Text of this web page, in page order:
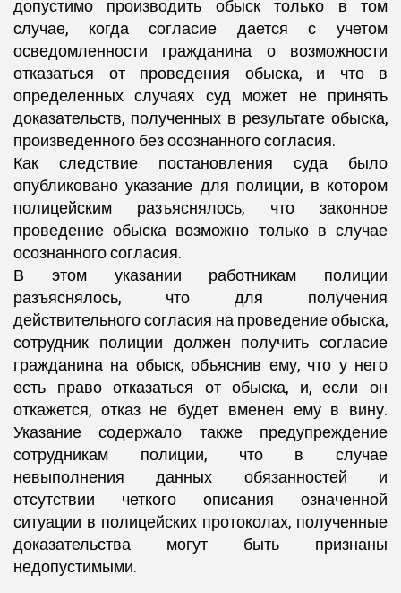
допустимо производить обыск только в том
случае, когда согласие дается с учетом
осведомленности гражданина о возможности
отказаться от проведения обыска, и что в
определенных случаях суд может не принять
доказательств, полученных в результате обыска,
произведенного без осознанного согласия.
Как следствие постановления суда было
опубликовано указание для полиции, в котором
полицейским разъяснялось, что законное
проведение обыска возможно только в случае
осознанного согласия.
В этом указании работникам полиции
разъяснялось, что для получения
действительного согласия на проведение обыска,
сотрудник полиции должен получить согласие
гражданина на обыск, объяснив ему, что у него
есть право отказаться от обыска, и, если он
откажется, отказ не будет вменен ему в вину.
Указание содержало также предупреждение
сотрудникам полиции, что в случае
невыполнения данных обязанностей и
отсутствии четкого описания означенной
ситуации в полицейских протоколах, полученные
доказательства могут быть признаны
недопустимыми.